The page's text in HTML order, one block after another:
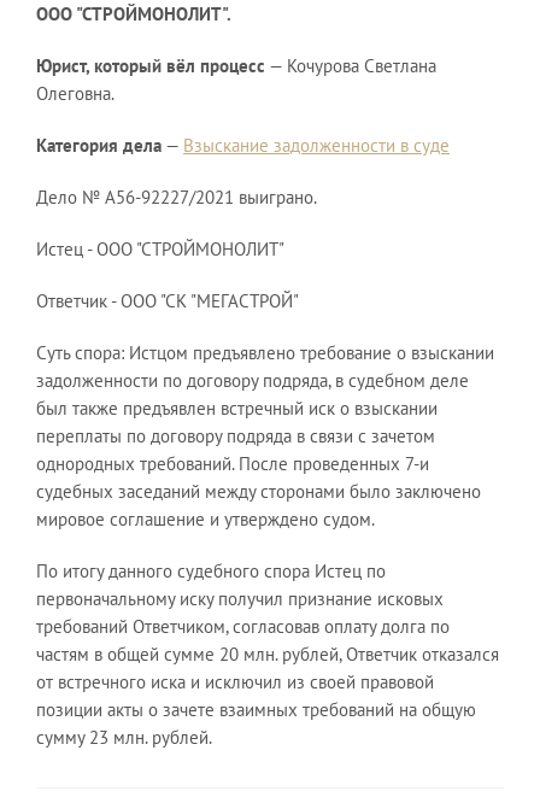
ООО "СТРОЙМОНОЛИТ".
Юрист, который вёл процесс — Кочурова Светлана
Олеговна.
Категория дела — Взыскание задолженности в суде
Дело № А56-92227/2021 выиграно.
Истец - ООО "СТРОЙМОНОЛИТ"
Ответчик - ООО "СК "МЕГАСТРОЙ"
Суть спора: Истцом предъявлено требование о взыскании
задолженности по договору подряда, в судебном деле
был также предъявлен встречный иск о взыскании
переплаты по договору подряда в связи с зачетом
однородных требований. После проведенных 7-и
судебных заседаний между сторонами было заключено
мировое соглашение и утверждено судом.
По итогу данного судебного спора Истец по
первоначальному иску получил признание исковых
требований Ответчиком, согласовав оплату долга по
частям в общей сумме 20 млн. рублей, Ответчик отказался
от встречного иска и исключил из своей правовой
позиции акты о зачете взаимных требований на общую
сумму 23 млн. рублей.